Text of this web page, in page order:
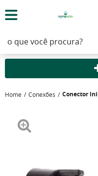
Home Conexões Conector